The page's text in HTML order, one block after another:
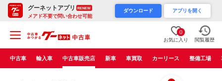
グーネットアプリ RENEW
メアド不要で問い合わせ可能
ダウンロード アプリを開く
0
お気に入り 閲覧履歴
中古車 輸入車 中古車販売店 新車 車買取 カーリース 整備工場